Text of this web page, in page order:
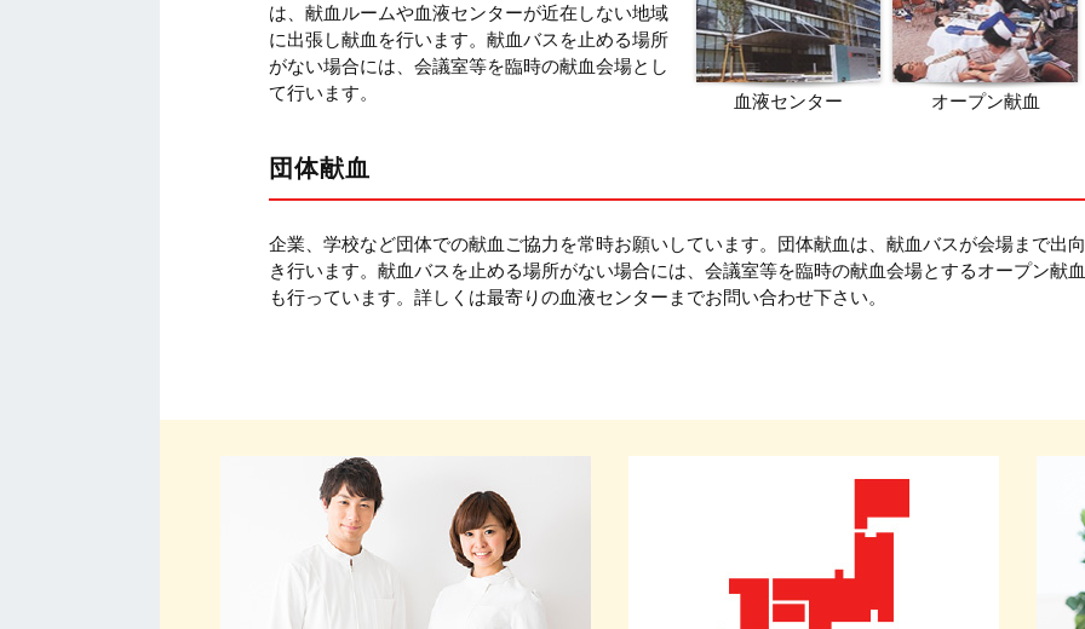
は、献血ルームや血液センターが近在しない地域
に出張し献血を行います。献血バスを止める場所
がない場合には、会議室等を臨時の献血会場とし
て行います。
血液センター オープン献血
団体献血
企業、学校など団体での献血ご協力を常時お願いしています。団体献血は、献血バスが会場まで出向
き行います。献血バスを止める場所がない場合には、会議室等を臨時の献血会場とするオープン献血
も行っています。詳しくは最寄りの血液センターまでお問い合わせ下さい。